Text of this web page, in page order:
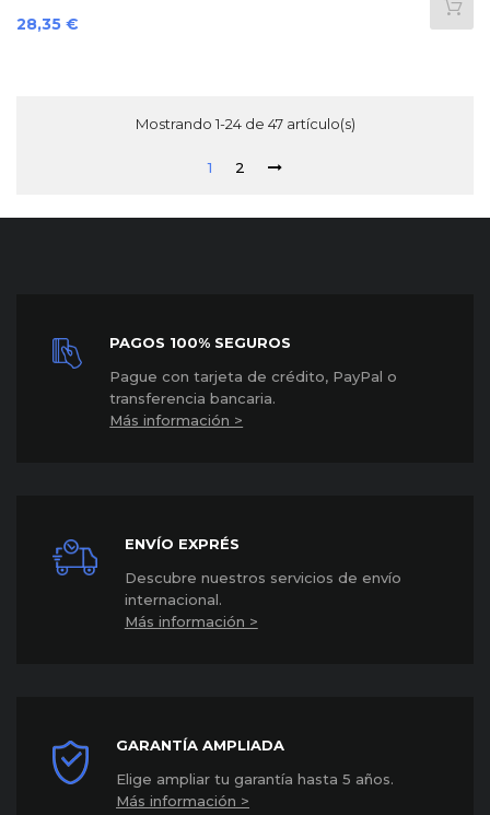
Precio
28,35 €
Mostrando 1-24 de 47 artículo(s)
1 2
PAGOS 100% SEGUROS
Pague con tarjeta de crédito, PayPal o
transferencia bancaria.
Más información >
ENVÍO EXPRÉS
Descubre nuestros servicios de envío
internacional.
Más información >
GARANTÍA AMPLIADA
Elige ampliar tu garantía hasta 5 años.
Más información >